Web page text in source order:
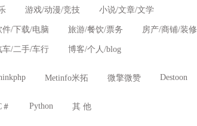
游戏/动漫/竞技 小说/文章/文学
件/下载/电脑 旅游/餐饮/票务 房产/商铺/装修
车/二手/车行 博客/个人/blog
Metinfo米拓 微擎微赞 Destoon
＃ Python 其 他